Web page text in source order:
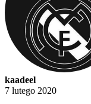
kaadeel
7 lutego 2020